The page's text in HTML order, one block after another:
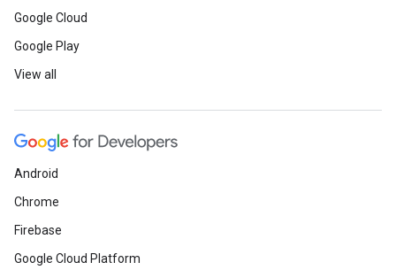
Google Cloud
Google Play
View all
Android
Chrome
Firebase
Google Cloud Platform